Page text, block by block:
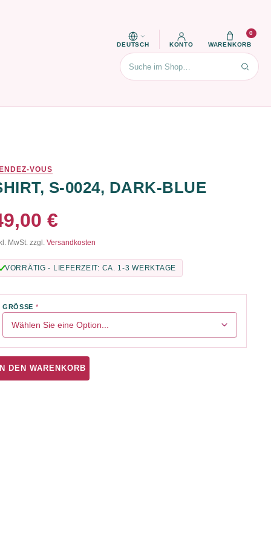
DEUTSCH KONTO WARENKORB
0
Suchen
VOUS
S-0024, DARK-BLUE
€
MwSt. zzgl. Versandkosten
VORRÄTIG - LIEFERZEIT: CA. 1-3 WERKTAGE
GRÖSSE
DEN WARENKORB